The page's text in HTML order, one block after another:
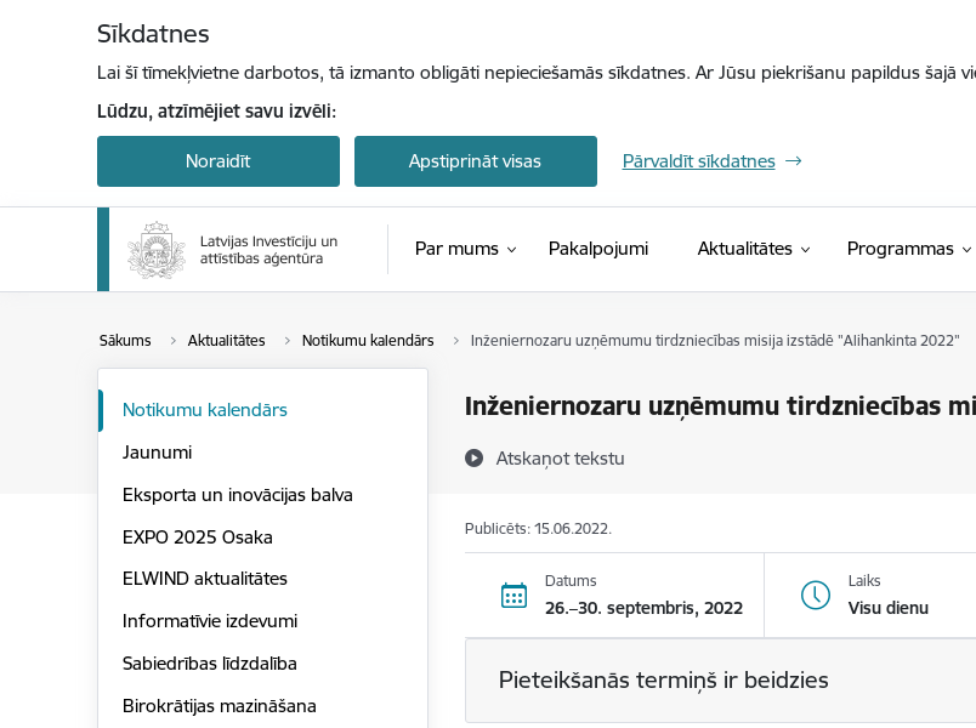
Sīkdatnes
Lai šī tīmekļvietne darbotos, tā izmanto obligāti nepieciešamās sīkdatnes. Ar Jūsu piekrišanu papildus šajā
Lūdzu, atzīmējiet savu izvēli:
Noraidīt Apstiprināt visas Pārvaldīt sīkdatnes
Par mums Pakalpojumi Aktualitātes Programmas
Sākums Aktualitātes Notikumu kalendārs Inženiernozaru uzņēmumu tirdzniecības misija izstādē "Alihankinta 2022"
Inženiernozaru uzņēmumu tirdzniecības
Atskaņot tekstu
Notikumu kalendārs
Jaunumi
Eksporta un inovācijas balva
EXPO 2025 Osaka
ELWIND aktualitātes
Informatīvie izdevumi
Sabiedrības līdzdalība
Birokrātijas mazināšana
Publicēts: 15.06.2022.
Datums
26.–30. septembris, 2022
Laiks
Visu dienu
Pieteikšanās termiņš ir beidzies